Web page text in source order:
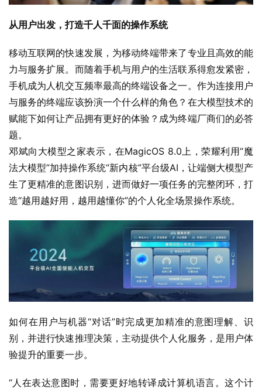
从用户出发，打造千人千面的操作系统
移动互联网的快速发展，为移动终端带来了专业且高效的能
力与服务扩展。而随着手机与用户的生活联系得愈发紧密，
手机成为人机交互频率最高的终端设备之一。作为连接用户
与服务的终端应该扮演一个什么样的角色？在大模型技术的
赋能下如何让产品拥有更好的体验？成为终端厂商们的必答
题。
邓斌向大模型之家表示，在MagicOS 8.0上，荣耀利用“魔
法大模型”加持操作系统“新内核”平台级AI，让端侧大模型产
生了更精准的意图识别，进而做好一项任务的完整闭环，打
造“越用越好用，越用越懂你”的个人化全场景操作系统。
如何在用户与机器“对话”时完成更加精准的意图理解、识
别，并进行快速推理决策，主动提供个人化服务，是用户体
验提升的重要一步。
“人在表达意图时，需要更好地转译成计算机语言。这个计